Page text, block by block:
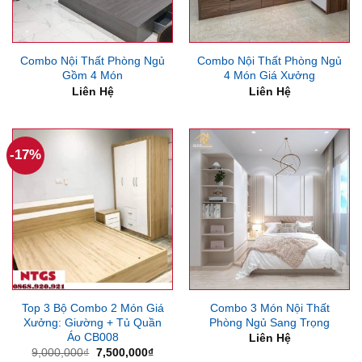
Combo Nội Thất Phòng Ngủ
Gồm 4 Món
Liên Hệ
Combo Nội Thất Phòng Ngủ
4 Món Giá Xưởng
Liên Hệ
-17%
Top 3 Bộ Combo 2 Món Giá
Xưởng: Giường + Tủ Quần
Áo CB008
9,000,000₫ Giá
7,500,000₫Giá
Combo 3 Món Nội Thất
Phòng Ngủ Sang Trọng
Liên Hệ